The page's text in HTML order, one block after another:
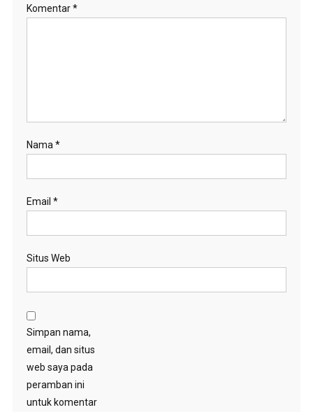
Komentar*
Nama *
Email *
Situs Web
Simpan nama,
email, dan situs
web saya pada
peramban ini
untuk komentar